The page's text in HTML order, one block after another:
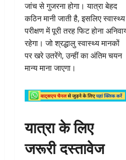
जांच से गुजरना होगा। यात्रा बेहद
कठिन मानी जाती है, इसलिए स्वास्थ्य
परीक्षण में पूरी तरह फिट होना
रहेगा। जो श्रद्धालु स्वास्थ्य मानकों
पर खरे उतरेंगे, उन्हीं का अंतिम चयन
मान्य माना जाएगा।
यात्रा के लिए
जरूरी दस्तावेज